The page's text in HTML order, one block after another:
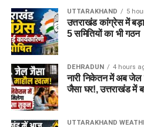
UTTARAKHAND 5
उत्तराखंड कांग्रेस में
5 समितियों का भी गठन
DEHRADUN 4 hours
नारी निकेतन में अब जेल
जैसा घर!, उत्तराखंड में
UTTARAKHAND